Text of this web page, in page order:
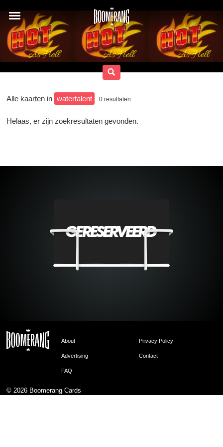
Alle kaarten in watertalent 0 resultaten
Helaas, er zijn zoekresultaten gevonden.
About Privacy Policy
Advertising Contact
FAQ
© 2026 Boomerang Cards